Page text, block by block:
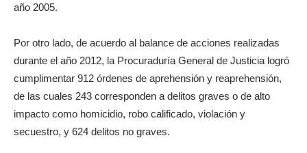
año 2005.
Por otro lado, de acuerdo al balance de acciones realizadas
durante el año 2012, la Procuraduría General de Justicia logró
cumplimentar 912 órdenes de aprehensión y reaprehensión,
de las cuales 243 corresponden a delitos graves o de alto
impacto como homicidio, robo calificado, violación y
secuestro, y 624 delitos no graves.